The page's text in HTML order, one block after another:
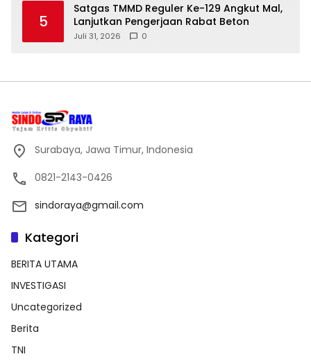
5
Satgas TMMD Reguler Ke-129 Angkut Mal,
Lanjutkan Pengerjaan Rabat Beton
Juli 31, 2026 0
Surabaya, Jawa Timur, Indonesia
0821-2143-0426
sindoraya@gmail.com
Kategori
BERITA UTAMA
INVESTIGASI
Uncategorized
Berita
TNI